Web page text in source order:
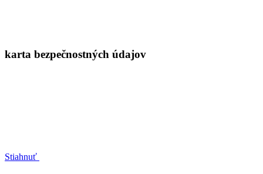
karta bezpečnostných údajov
Stiahnuť